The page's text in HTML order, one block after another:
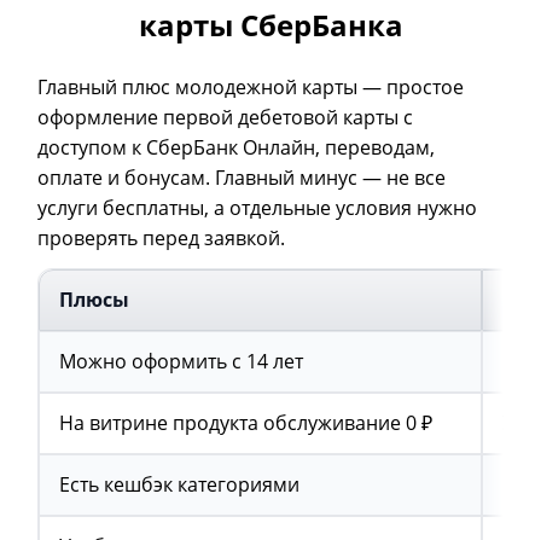
карты СберБанка
Главный плюс молодежной карты — простое
оформление первой дебетовой карты с
доступом к СберБанк Онлайн, переводам,
оплате и бонусам. Главный минус — не все
услуги бесплатны, а отдельные условия нужно
проверять перед заявкой.
Плюсы
Можно оформить с 14 лет
На витрине продукта обслуживание 0 ₽
Есть кешбэк категориями